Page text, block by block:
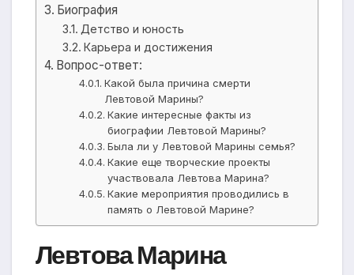
Биография
Детство и юность
Карьера и достижения
Вопрос-ответ:
Какой была причина смерти
Левтовой Марины?
Какие интересные факты из
биографии Левтовой Марины?
Была ли у Левтовой Марины семья?
Какие еще творческие проекты
участвовала Левтова Марина?
Какие мероприятия проводились в
память о Левтовой Марине?
Левтова Марина